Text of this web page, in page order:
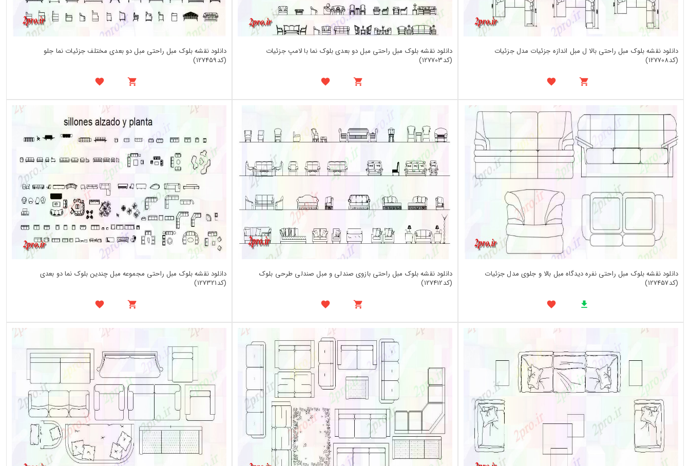
دانلود نقشه بلوک مبل راحتی بالا ل مبل اندازه جزئیات مدل جزئیات
(کد127708)
دانلود نقشه بلوک مبل راحتی مبل دو بعدی بلوک نما با لامپ جزئیات
(کد127703)
دانلود نقشه بلوک مبل راحتی مبل دو بعدی مختلف جزئیات نما جلو
(کد127459)
دانلود نقشه بلوک مبل راحتی نفره دیدگاه مبل بالا و جلوی مدل جزئیات
(کد127457)
دانلود نقشه بلوک مبل راحتی بازوی صندلی و مبل صندلی طرحی بلوک
(کد127412)
دانلود نقشه بلوک مبل راحتی مجموعه مبل چندین بلوک نما دو بعدی
(کد127321)